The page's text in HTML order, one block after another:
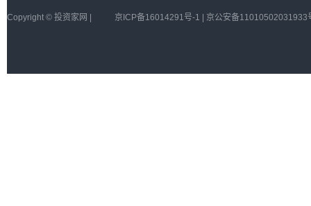
Copyright © 投资家网 | 京ICP备16014291号-1 | 京公安备11010502031933